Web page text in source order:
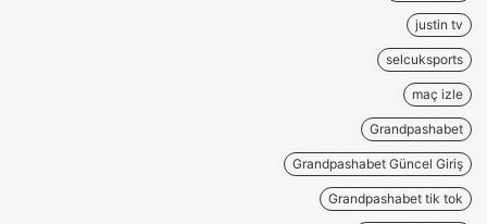
justin tv
selcuksports
maç izle
Grandpashabet
Grandpashabet Güncel Giriş
Grandpashabet tik tok